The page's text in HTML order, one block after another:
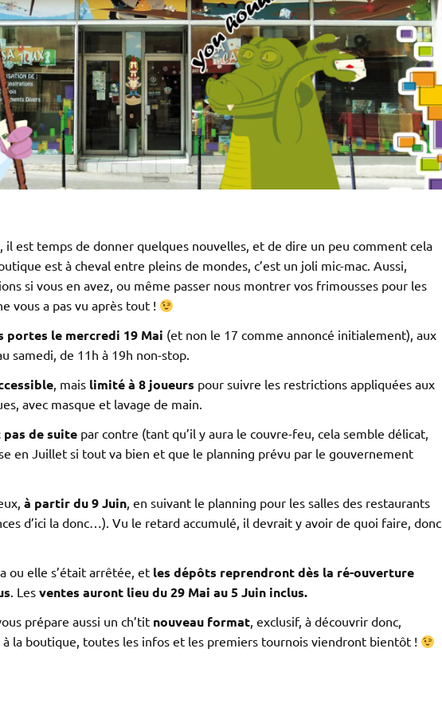
il est temps de donner quelques nouvelles, et de dire un peu comment cela
est à cheval entre pleins de mondes, c’est un joli mic-mac. Aussi,
si vous en avez, ou même passer nous montrer vos frimousses pour les
vous a pas vu après tout !
portes le mercredi 19 Mai (et non le 17 comme annoncé initialement), aux
samedi, de 11h à 19h non-stop.
, mais limité à 8 joueurs pour suivre les restrictions appliquées aux
avec masque et lavage de main.
de suitepar contre (tant qu’il y aura le couvre-feu, cela semble délicat,
en Juillet si tout va bien et que le planning prévu par le gouvernement
à partir du 9 Juin, en suivant le planning pour les salles des restaurants
d’ici la donc…). Vu le retard accumulé, il devrait y avoir de quoi faire, donc
ou elle s’était arrêtée, et les dépôts reprendront dès la ré-ouverture
. Les ventes auront lieu du 29 Mai au 5 Juin inclus.
prépare aussi un ch’tit nouveau format, exclusif, à découvrir donc,
à la boutique, toutes les infos et les premiers tournois viendront bientôt !